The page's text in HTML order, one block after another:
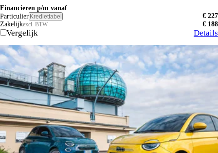
Financieren p/m vanaf
Particulier Krediettabel
€ 227
Zakelijkexcl. BTW € 188
Vergelijk Details